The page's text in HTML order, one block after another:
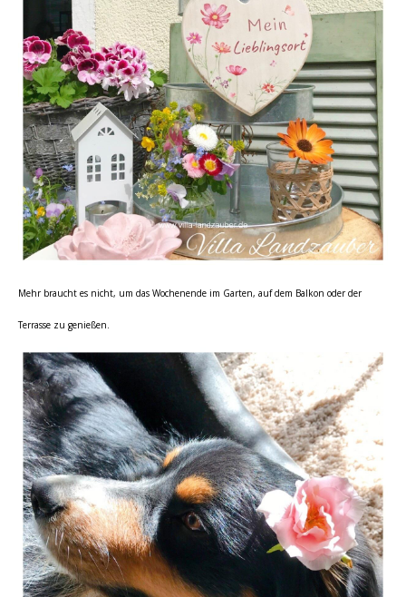
Mehr braucht es nicht, um das Wochenende im Garten, auf dem Balkon oder der
Terrasse zu genießen.